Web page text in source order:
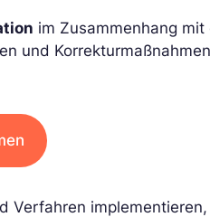
im Zusammenhang mit
und
Verfahren